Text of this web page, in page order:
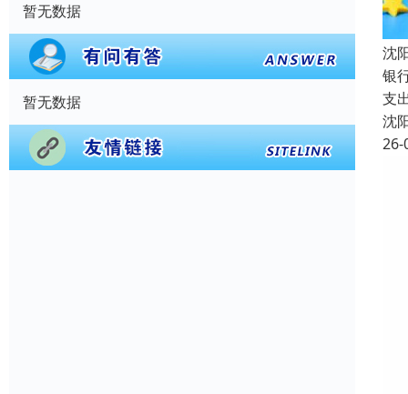
暂无数据
暂无数据
沈
银
支
沈
26-